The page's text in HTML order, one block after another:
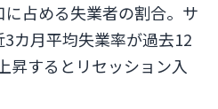
に占める失業者の割合。サ
カ月平均失業率が過去12
昇するとリセッション入